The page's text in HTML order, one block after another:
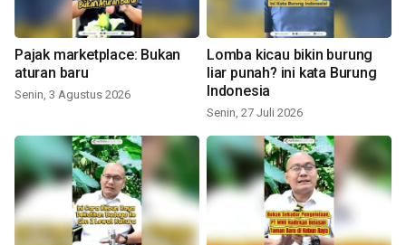
Pajak marketplace: Bukan
aturan baru
Senin, 3 Agustus 2026
Lomba kicau bikin burung
liar punah? ini kata Burung
Indonesia
Senin, 27 Juli 2026